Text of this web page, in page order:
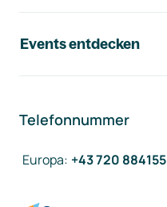
Events entdecken
Telefonnummer
Europa: +43 720 884155